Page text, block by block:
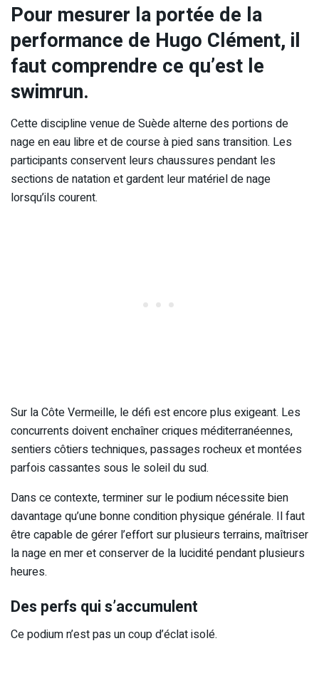
Pour mesurer la portée de la
performance de Hugo Clément, il
faut comprendre ce qu’est le
swimrun.
Cette discipline venue de Suède alterne des portions de
nage en eau libre et de course à pied sans transition. Les
participants conservent leurs chaussures pendant les
sections de natation et gardent leur matériel de nage
lorsqu’ils courent.
Sur la Côte Vermeille, le défi est encore plus exigeant. Les
concurrents doivent enchaîner criques méditerranéennes,
sentiers côtiers techniques, passages rocheux et montées
parfois cassantes sous le soleil du sud.
Dans ce contexte, terminer sur le podium nécessite bien
davantage qu’une bonne condition physique générale. Il faut
être capable de gérer l’effort sur plusieurs terrains, maîtriser
la nage en mer et conserver de la lucidité pendant plusieurs
heures.
Des perfs qui s’accumulent
Ce podium n’est pas un coup d’éclat isolé.